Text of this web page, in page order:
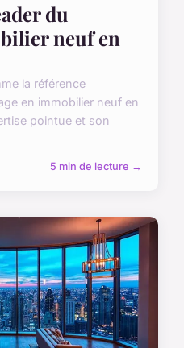
du
neuf en
la référence
en immobilier neuf en
pointue et son
5 min de lecture →